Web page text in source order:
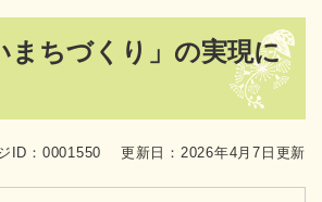
まちづくり」の実現に
ID：0001550 更新日：2026年4月7日更新